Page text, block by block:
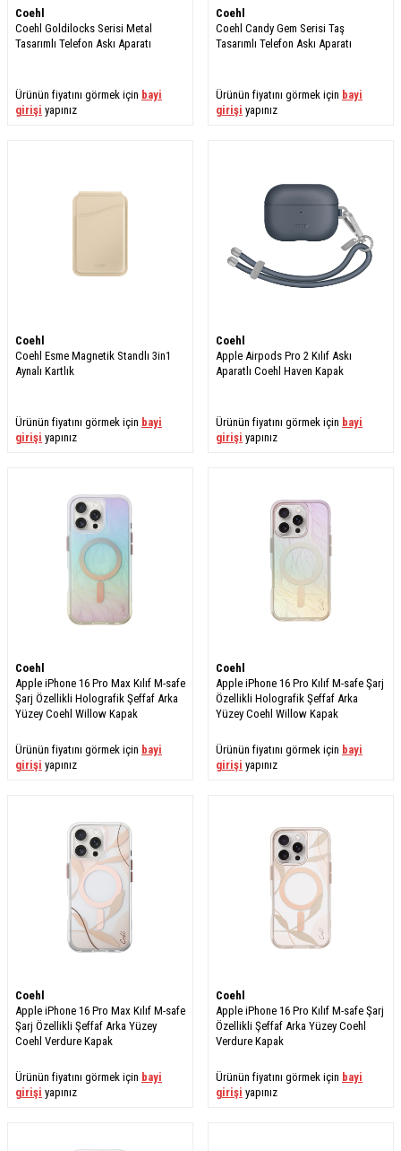
Coehl
Coehl Goldilocks Serisi Metal
Tasarımlı Telefon Askı Aparatı
Ürünün fiyatını görmek için bayi
girişi yapınız
Coehl
Coehl Candy Gem Serisi Taş
Tasarımlı Telefon Askı Aparatı
Ürünün fiyatını görmek için bayi
girişi yapınız
Coehl
Coehl Esme Magnetik Standlı 3in1
Aynalı Kartlık
Ürünün fiyatını görmek için bayi
girişi yapınız
Coehl
Apple Airpods Pro 2 Kılıf Askı
Aparatlı Coehl Haven Kapak
Ürünün fiyatını görmek için bayi
girişi yapınız
Coehl
Apple iPhone 16 Pro Max Kılıf M-safe
Şarj Özellikli Holografik Şeffaf Arka
Yüzey Coehl Willow Kapak
Ürünün fiyatını görmek için bayi
girişi yapınız
Coehl
Apple iPhone 16 Pro Kılıf M-safe Şarj
Özellikli Holografik Şeffaf Arka
Yüzey Coehl Willow Kapak
Ürünün fiyatını görmek için bayi
girişi yapınız
Coehl
Apple iPhone 16 Pro Max Kılıf M-safe
Şarj Özellikli Şeffaf Arka Yüzey
Coehl Verdure Kapak
Ürünün fiyatını görmek için bayi
girişi yapınız
Coehl
Apple iPhone 16 Pro Kılıf M-safe Şarj
Özellikli Şeffaf Arka Yüzey Coehl
Verdure Kapak
Ürünün fiyatını görmek için bayi
girişi yapınız